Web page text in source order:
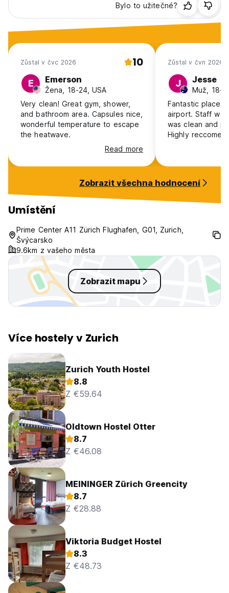
Bylo to užitečné?
Zůstal v čvc 2026 10
E Emerson
Žena, 18-24, USA
Very clean! Great gym, shower,
and bathroom area. Capsules nice,
wonderful temperature to escape
the heatwave.
Read more
Zůstal v čvn 2026
J Jesse
Muž, 18-
Fantastic place
airport. Staff
was clean and
Highly
Zobrazit všechna hodnocení
Umístění
Prime Center A11 Zürich Flughafen, G01, Zurich,
Švýcarsko
9.6km z vašeho města
Zobrazit mapu
Více hostely v Zurich
Zurich Youth Hostel
8.8
Z €59.64
Oldtown Hostel Otter
8.7
Z €46.08
MEININGER Zürich Greencity
8.7
Z €28.88
Viktoria Budget Hostel
8.3
Z €48.73